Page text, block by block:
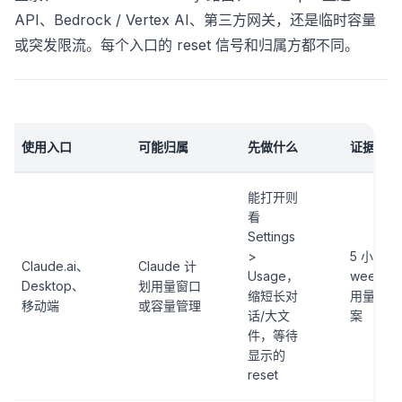
API、Bedrock / Vertex AI、第三方网关，还是临时容量
或突发限流。每个入口的 reset 信号和归属方都不同。
使用入口 可能归属 先做什么 证据
Claude.ai、
Desktop、
移动端
Claude 计
划用量窗口
或容量管理
能打开则
看
Settings
>
Usage，
缩短长对
话/大文
件，等待
显示的
reset
5 小时
weekly
用量条
案